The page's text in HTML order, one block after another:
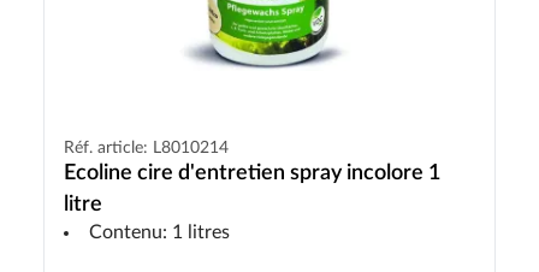
Réf. article: L8010214
Ecoline cire d'entretien spray incolore 1
litre
Contenu: 1 litres